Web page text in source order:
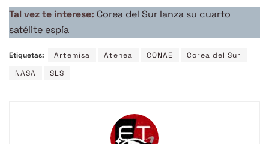
Tal vez te interese: Corea del Sur lanza su cuarto
satélite espía
Etiquetas: Artemisa Atenea CONAE
Corea del Sur
NASA
SLS